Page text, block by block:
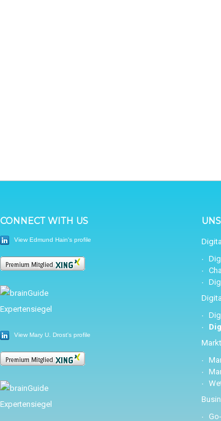
CONNECT WITH US
View Edmund Hain's profile
View Mary U. Drost's profile